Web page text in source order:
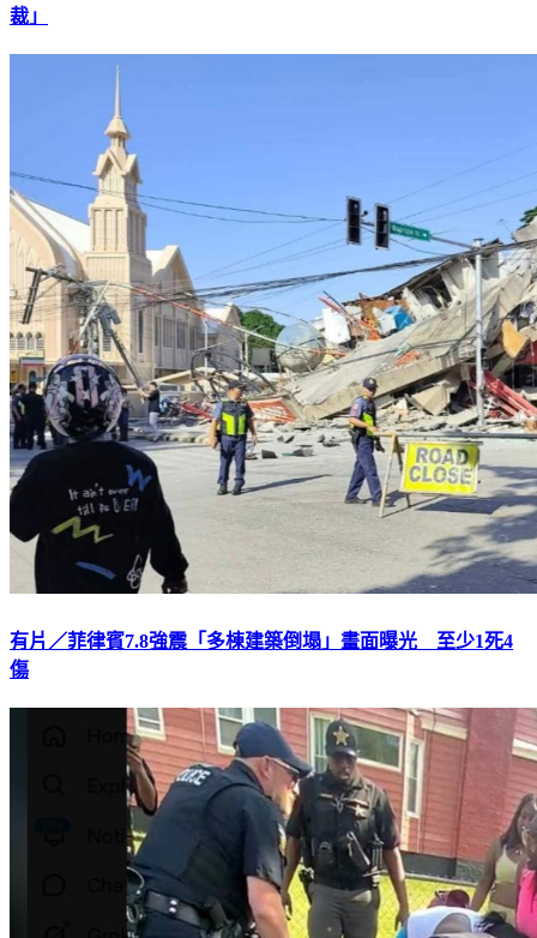
裁」
有片／菲律賓7.8強震「多棟建築倒塌」畫面曝光 至少1死4
傷